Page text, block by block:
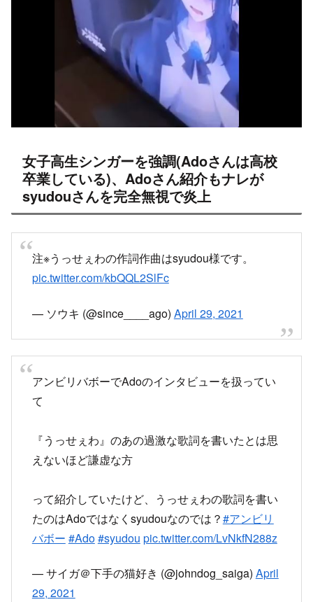
女子高生シンガーを強調(Adoさんは高校
卒業している)、Adoさん紹介もナレが
syudouさんを完全無視で炎上
注※うっせぇわの作詞作曲はsyudou様です。
pic.twitter.com/kbQQL2SlFc
— ソウキ (@since____ago) April 29, 2021
アンビリバボーでAdoのインタビューを扱ってい
て
『うっせぇわ』のあの過激な歌詞を書いたとは思
えないほど謙虚な方
って紹介していたけど、うっせぇわの歌詞を書い
たのはAdoではなくsyudouなのでは？#アンビリ
バボー #Ado#syudou pic.twitter.com/LvNkfN288z
— サイガ＠下手の猫好き (@johndog_saiga) April
29, 2021